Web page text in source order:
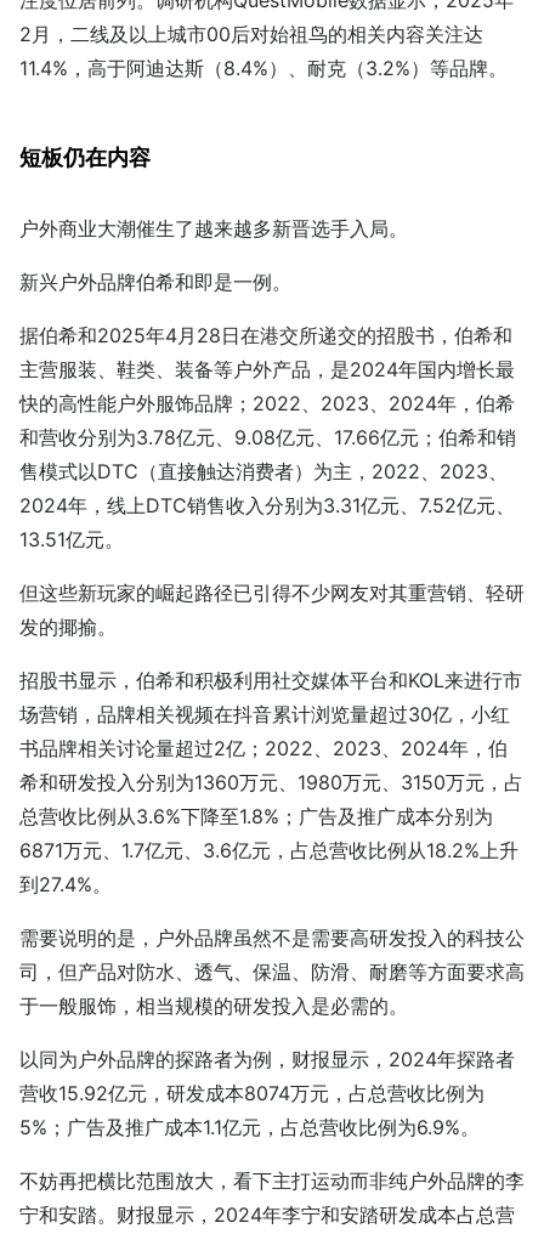
2月，二线及以上城市00后对始祖鸟的相关内容关注达
11.4%，高于阿迪达斯（8.4%）、耐克（3.2%）等品牌。
短板仍在内容
户外商业大潮催生了越来越多新晋选手入局。
新兴户外品牌伯希和即是一例。
据伯希和2025年4月28日在港交所递交的招股书，伯希和
主营服装、鞋类、装备等户外产品，是2024年国内增长最
快的高性能户外服饰品牌；2022、2023、2024年，伯希
和营收分别为3.78亿元、9.08亿元、17.66亿元；伯希和销
售模式以DTC（直接触达消费者）为主，2022、2023、
2024年，线上DTC销售收入分别为3.31亿元、7.52亿元、
13.51亿元。
但这些新玩家的崛起路径已引得不少网友对其重营销、轻研
发的揶揄。
招股书显示，伯希和积极利用社交媒体平台和KOL来进行市
场营销，品牌相关视频在抖音累计浏览量超过30亿，小红
书品牌相关讨论量超过2亿；2022、2023、2024年，伯
希和研发投入分别为1360万元、1980万元、3150万元，占
总营收比例从3.6%下降至1.8%；广告及推广成本分别为
6871万元、1.7亿元、3.6亿元，占总营收比例从18.2%上升
到27.4%。
需要说明的是，户外品牌虽然不是需要高研发投入的科技公
司，但产品对防水、透气、保温、防滑、耐磨等方面要求高
于一般服饰，相当规模的研发投入是必需的。
以同为户外品牌的探路者为例，财报显示，2024年探路者
营收15.92亿元，研发成本8074万元，占总营收比例为
5%；广告及推广成本1.1亿元，占总营收比例为6.9%。
不妨再把横比范围放大，看下主打运动而非纯户外品牌的李
宁和安踏。财报显示，2024年李宁和安踏研发成本占总营